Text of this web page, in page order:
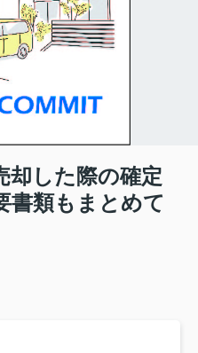
却した際の確定
書類もまとめて